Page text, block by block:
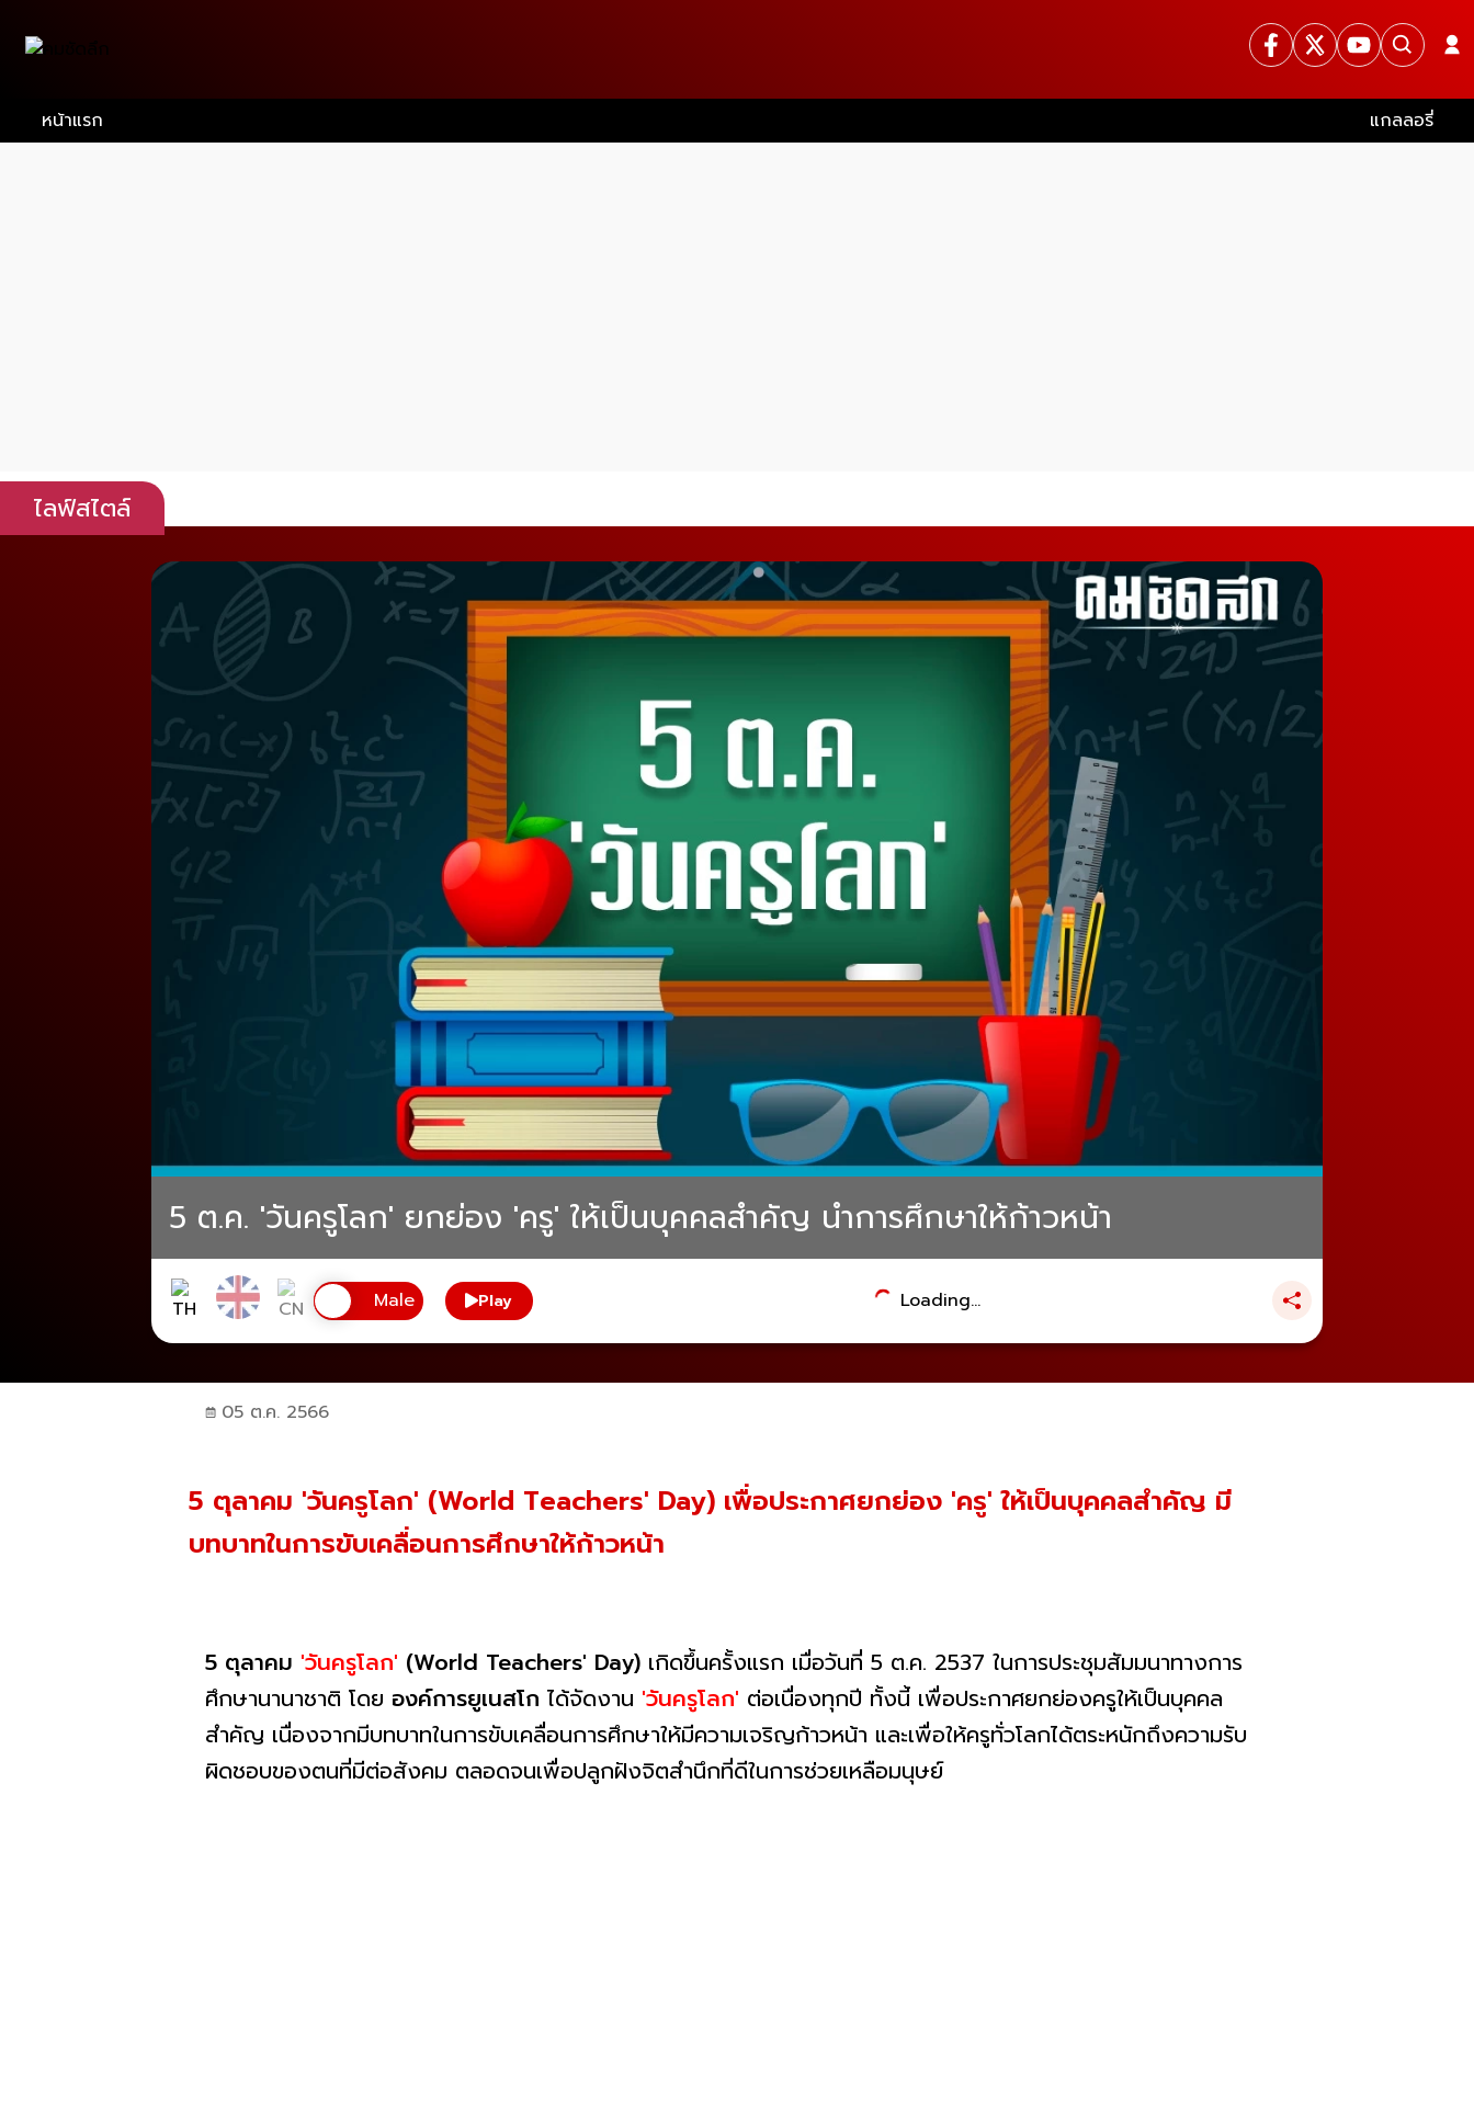
หน้าแรก แกลลอรี่
ไลฟ์สไตล์
5 ต.ค. 'วันครูโลก' ยกย่อง 'ครู' ให้เป็นบุคคลสำคัญ นำการศึกษาให้ก้าวหน้า
Play Loading...
05 ต.ค. 2566
5 ตุลาคม 'วันครูโลก' (World Teachers' Day) เพื่อประกาศยกย่อง 'ครู' ให้เป็นบุคคลสำคัญ มี
บทบาทในการขับเคลื่อนการศึกษาให้ก้าวหน้า
5 ตุลาคม 'วันครูโลก' (World Teachers' Day) เกิดขึ้นครั้งแรก เมื่อวันที่ 5 ต.ค. 2537 ในการประชุมสัมมนาทางการ
ศึกษานานาชาติ โดย องค์การยูเนสโก ได้จัดงาน 'วันครูโลก' ต่อเนื่องทุกปี ทั้งนี้ เพื่อประกาศยกย่องครูให้เป็นบุคคล
สำคัญ เนื่องจากมีบทบาทในการขับเคลื่อนการศึกษาให้มีความเจริญก้าวหน้า และเพื่อให้ครูทั่วโลกได้ตระหนักถึงความรับ
ผิดชอบของตนที่มีต่อสังคม ตลอดจนเพื่อปลูกฝังจิตสำนึกที่ดีในการช่วยเหลือมนุษย์